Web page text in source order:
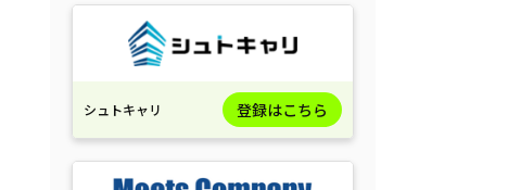
シュトキャリ 登録はこちら